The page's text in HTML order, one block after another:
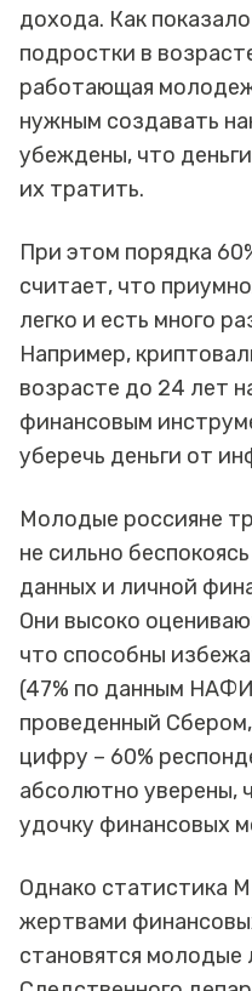
дохода. Как показало
подростки в
работающая
нужным создавать
убеждены, что
их тратить.
При этом порядка
считает, что
легко и есть много
Например,
возрасте до 24 лет
финансовым
уберечь деньги от
Молодые россияне
не сильно
данных и личной
Они высоко
что способны
(47% по данным
проведенный
цифру – 60%
абсолютно уверены,
удочку финансовых
Однако статистика
жертвами
становятся молодые